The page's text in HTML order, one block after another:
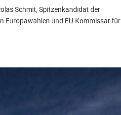
Schmit, Spitzenkandidat der
Europawahlen und EU-Kommissar für